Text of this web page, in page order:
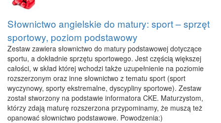
Słownictwo angielskie do matury: sport – sprzęt
sportowy, poziom podstawowy
Zestaw zawiera słownictwo do matury podstawowej dotyczące
sportu, a dokładnie sprzętu sportowego. Jest częścią większej
całości, w skład której wchodzi także uzupełnienie na poziomie
rozszerzonym oraz inne słownictwo z tematu sport (sport
wyczynowy, sporty ekstremalne, dyscypliny sportowe). Zestaw
został stworzony na podstawie informatora CKE. Maturzystom,
którzy zdają maturę rozszerzona przypominamy, że muszą też
opanować słownictwo podstawowe. Powodzenia:)